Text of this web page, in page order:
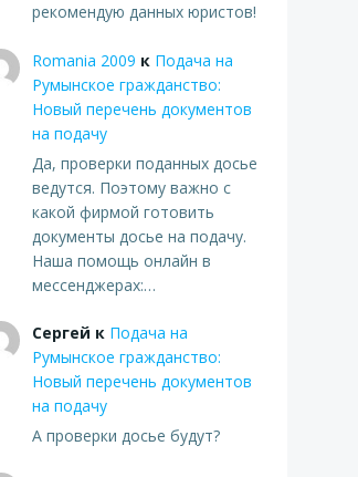
рекомендую данных юристов!
Romania 2009 к Подача на
Румынское гражданство:
Новый перечень документов
на подачу
Да, проверки поданных досье
ведутся. Поэтому важно с
какой фирмой готовить
документы досье на подачу.
Наша помощь онлайн в
мессенджерах:…
Сергей к Подача на
Румынское гражданство:
Новый перечень документов
на подачу
А проверки досье будут?